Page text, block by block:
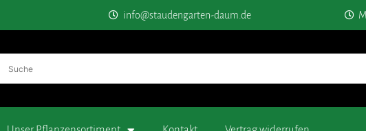
info@staudengarten-daum.de